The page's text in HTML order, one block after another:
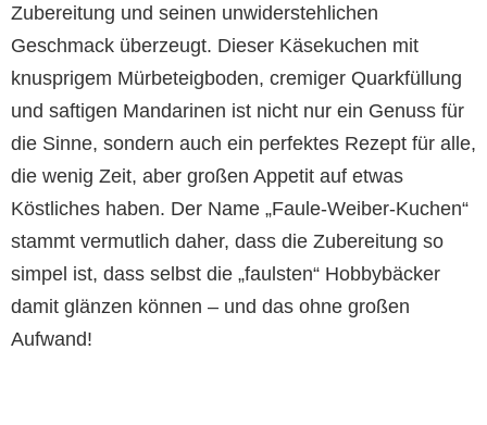
Zubereitung und seinen unwiderstehlichen
Geschmack überzeugt. Dieser Käsekuchen mit
knusprigem Mürbeteigboden, cremiger Quarkfüllung
und saftigen Mandarinen ist nicht nur ein Genuss für
die Sinne, sondern auch ein perfektes Rezept für alle,
die wenig Zeit, aber großen Appetit auf etwas
Köstliches haben. Der Name „Faule-Weiber-Kuchen“
stammt vermutlich daher, dass die Zubereitung so
simpel ist, dass selbst die „faulsten“ Hobbybäcker
damit glänzen können – und das ohne großen
Aufwand!